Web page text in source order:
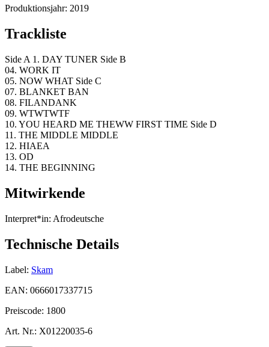
Produktionsjahr: 2019
Trackliste
Side A 1. DAY TUNER Side B
04. WORK IT
05. NOW WHAT Side C
07. BLANKET BAN
08. FILANDANK
09. WTWTWTF
10. YOU HEARD ME THEWW FIRST TIME Side D
11. THE MIDDLE MIDDLE
12. HIAEA
13. OD
14. THE BEGINNING
Mitwirkende
Interpret*in: Afrodeutsche
Technische Details
Label: Skam
EAN: 0666017337715
Preiscode: 1800
Art. Nr.: X01220035-6